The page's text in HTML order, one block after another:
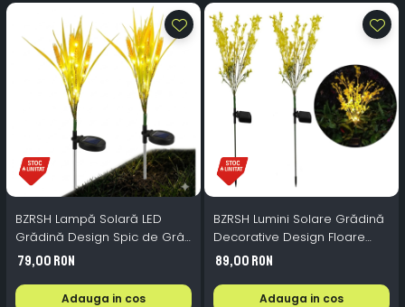
BZRSH Lampă Solară LED
Grădină Design Spic de Grâu
– Set 2 Bucăți, Lumină Caldă,
120 lm, 76 cm, Pornire
Automată, Fără Cablu
79,00 RON
Adauga in cos
BZRSH Lumini Solare Grădină
Decorative Design Floare
Galbenă – Set 2 Bucăți LED,
110 lm, 70 cm, IP65, Pornire
Automată
89,00 RON
Adauga in cos